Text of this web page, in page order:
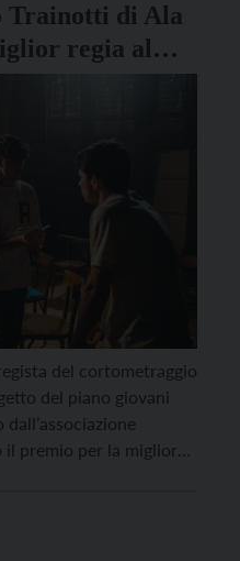
Trainotti di Ala
regia al
al secondo”
del cortometraggio
del piano giovani
premio per la migliore